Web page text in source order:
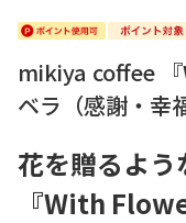
mikiya coffee
ベラ（感謝・幸
花を贈るよ
『With